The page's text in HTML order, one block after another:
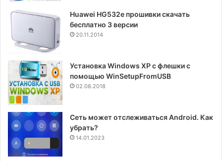
Huawei HG532e прошивки скачать
бесплатно 3 версии
20.11.2014
Установка Windows XP с флешки с
помощью WinSetupFromUSB
02.08.2018
Сеть может отслеживаться Android. Как
убрать?
14.01.2023